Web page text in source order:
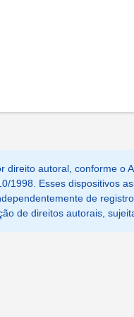
autoral, conforme o
1998. Esses dispositivos
de
de direitos autorais,